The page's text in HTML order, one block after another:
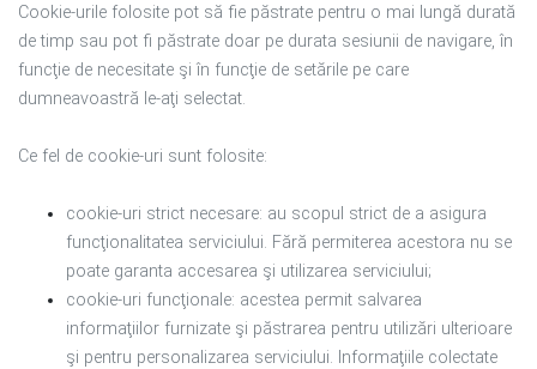
Cookie-urile folosite pot să fie păstrate pentru o mai lungă durată
de timp sau pot fi păstrate doar pe durata sesiunii de navigare, în
funcţie de necesitate şi în funcţie de setările pe care
dumneavoastră le-aţi selectat.
Ce fel de cookie-uri sunt folosite:
cookie-uri strict necesare: au scopul strict de a asigura
funcţionalitatea serviciului. Fără permiterea acestora nu se
poate garanta accesarea şi utilizarea serviciului;
cookie-uri funcţionale: acestea permit salvarea
informaţiilor furnizate şi păstrarea pentru utilizări ulterioare
şi pentru personalizarea serviciului. Informaţiile colectate